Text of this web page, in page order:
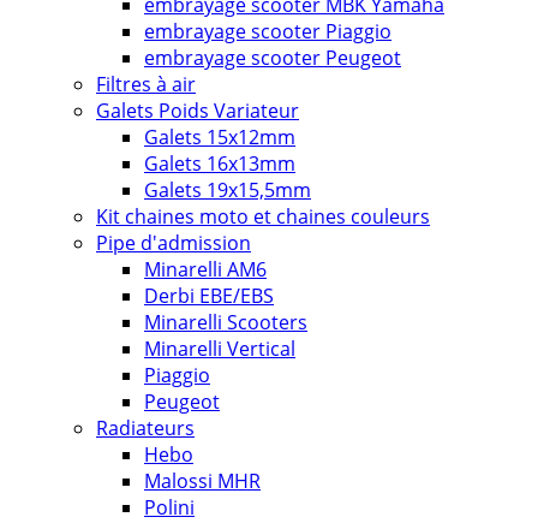
embrayage scooter Piaggio
embrayage scooter Peugeot
Filtres à air
Galets Poids Variateur
Galets 15x12mm
Galets 16x13mm
Galets 19x15,5mm
Kit chaines moto et chaines couleurs
Pipe d'admission
Minarelli AM6
Derbi EBE/EBS
Minarelli Scooters
Minarelli Vertical
Piaggio
Peugeot
Radiateurs
Hebo
Malossi MHR
Polini